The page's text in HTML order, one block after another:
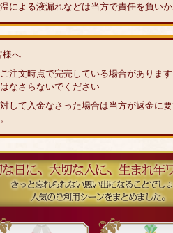
による液漏れなどは当方で責任を負いか
様へ
注文時点で完売している場合がありま
なさらないでください
して入金なさった場合は当方が返金に